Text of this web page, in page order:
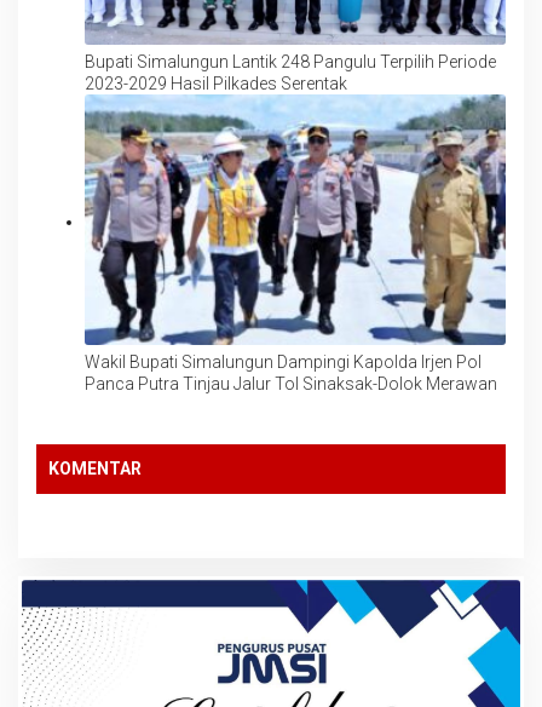
Bupati Simalungun Lantik 248 Pangulu Terpilih Periode
2023-2029 Hasil Pilkades Serentak
Wakil Bupati Simalungun Dampingi Kapolda Irjen Pol
Panca Putra Tinjau Jalur Tol Sinaksak-Dolok Merawan
KOMENTAR